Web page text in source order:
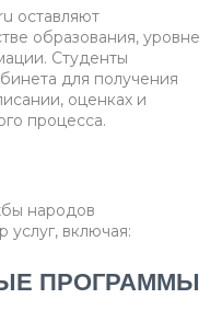
оставляют
образования, уровне
Студенты
для получения
оценках и
процесса.
народов
услуг, включая:
ПРОГРАММЫ